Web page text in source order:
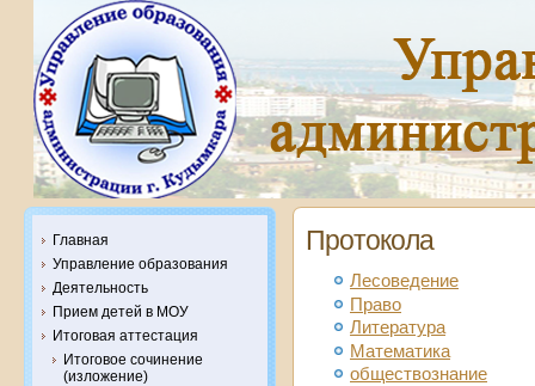
Главная
Управление образования
Деятельность
Прием детей в МОУ
Итоговая аттестация
Итоговое сочинение
(изложение)
Протокола
Лесоведение
Право
Литература
Математика
обществознание